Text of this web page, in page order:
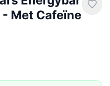
Met Cafeïne